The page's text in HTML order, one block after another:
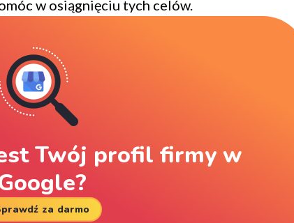
w osiągnięciu tych celów.
Twój profil firmy w
za darmo